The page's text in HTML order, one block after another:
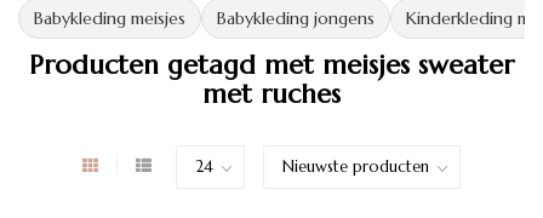
Babykleding meisjes Babykleding jongens Kinderkleding
Producten getagd met meisjes sweater
met ruches